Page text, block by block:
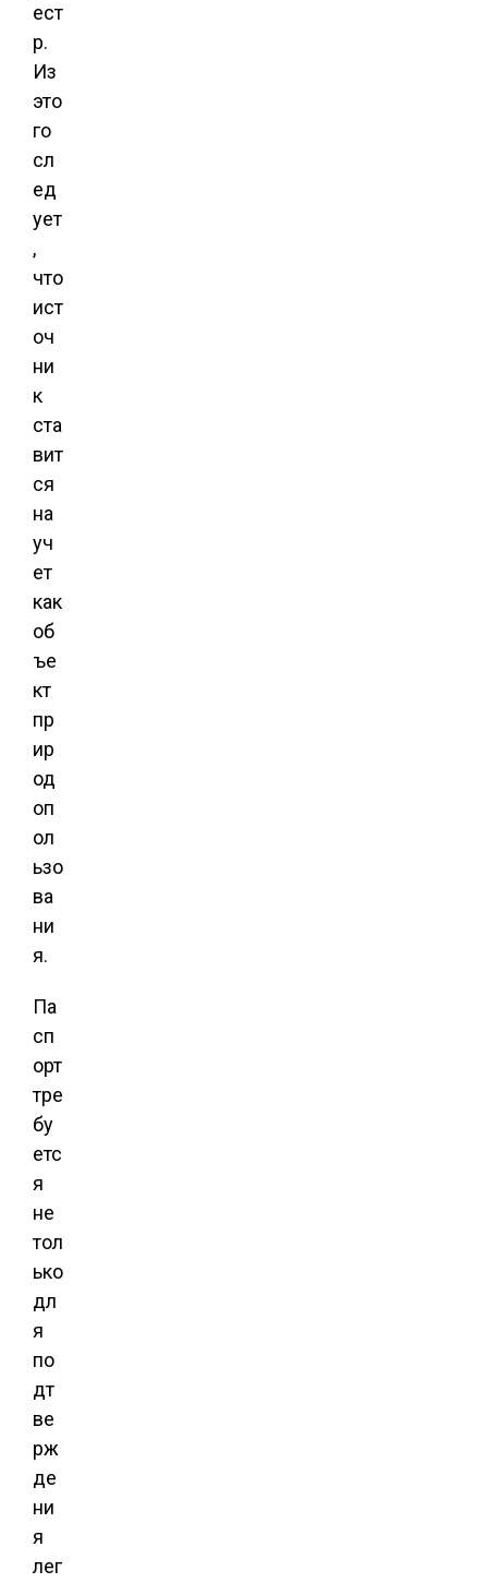
ест
р.
Из
это
го
сл
ед
ует
,
что
ист
оч
ни
к
ста
вит
ся
на
уч
ет
как
об
ъе
кт
пр
ир
од
оп
ол
ьзо
ва
ни
я.
Па
сп
орт
тре
бу
етс
я
не
тол
ько
дл
я
по
дт
ве
рж
де
ни
я
лег